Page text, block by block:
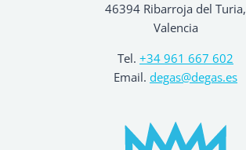
46394 Ribarroja del Turia,
Valencia
Tel. +34 961 667 602
Email. degas@degas.es